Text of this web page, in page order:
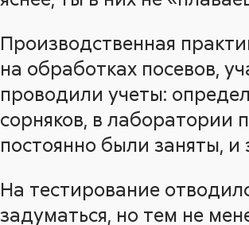
Производственная
на обработках посевов,
проводили учеты:
сорняков, в
постоянно были заняты,
На тестирование
задуматься, но тем не